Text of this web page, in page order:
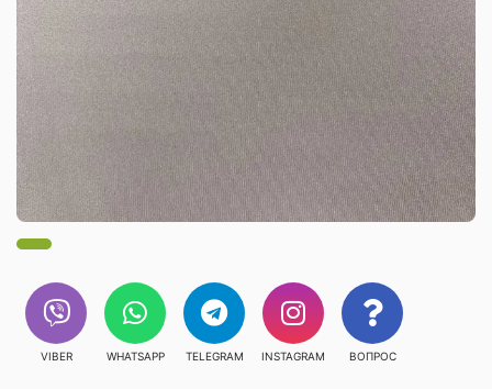
VIBER WHATSAPP TELEGRAM INSTAGRAM ВОПРОС